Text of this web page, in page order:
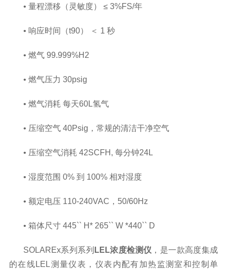
• 量程漂移（灵敏度） ≤ 3%FS/年
• 响应时间（t90） ＜ 1 秒
• 燃气 99.999%H2
• 燃气压力 30psig
• 燃气消耗 每天60L氢气
• 压缩空气 40Psig，常规的清洁干净空气
• 压缩空气消耗 42SCFH, 每分钟24L
• 湿度范围 0% 到 100% 相对湿度
• 额定电压 110-240VAC，50/60Hz
• 箱体尺寸 445`` H* 265`` W *440`` D
SOLAREx系列系列 LEL浓度检测仪 ，是一款高度集成
的在线LEL测量仪表，仪表内配有加热监测室和控制单